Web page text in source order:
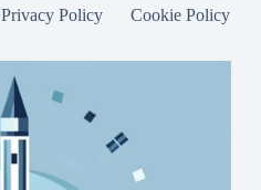
Privacy Policy Cookie Policy